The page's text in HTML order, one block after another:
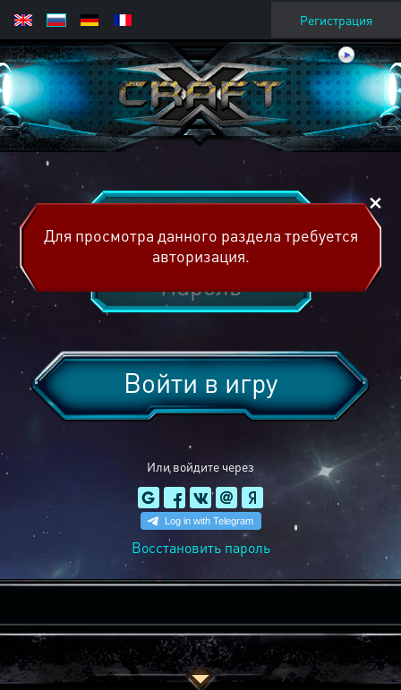
Регистрация
Или войдите через
Войти в игру
Восстановить пароль
Для просмотра данного раздела требуется
авторизация.